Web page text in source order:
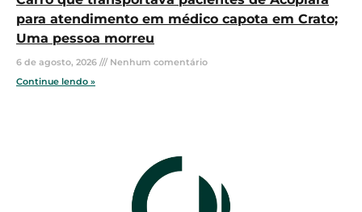
para atendimento em médico capota em Crato;
Uma pessoa morreu
6 de agosto, 2026
Nenhum comentário
Continue lendo »